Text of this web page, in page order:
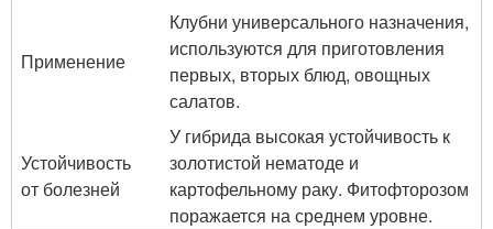
Применение
Клубни универсального назначения,
используются для приготовления
первых, вторых блюд, овощных
салатов.
Устойчивость
от болезней
У гибрида высокая устойчивость к
золотистой нематоде и
картофельному раку. Фитофторозом
поражается на среднем уровне.